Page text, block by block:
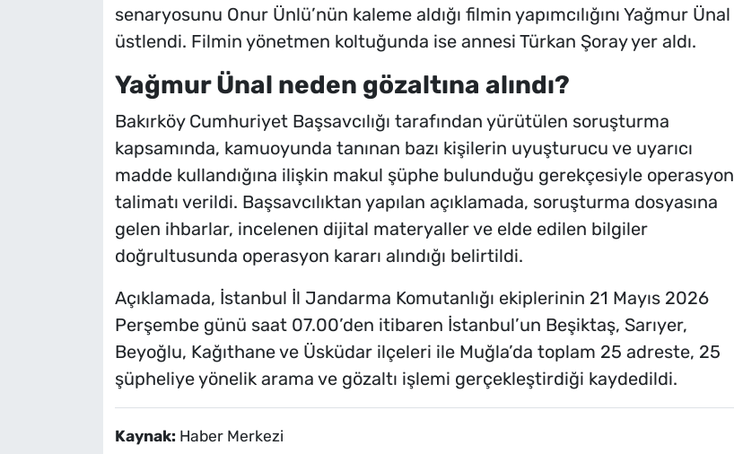
senaryosunu Onur Ünlü’nün kaleme aldığı filmin yapımcılığını Yağmur Ünal
üstlendi. Filmin yönetmen koltuğunda ise annesi Türkan Şoray yer aldı.
Yağmur Ünal neden gözaltına alındı?
Bakırköy Cumhuriyet Başsavcılığı tarafından yürütülen soruşturma
kapsamında, kamuoyunda tanınan bazı kişilerin uyuşturucu ve uyarıcı
madde kullandığına ilişkin makul şüphe bulunduğu gerekçesiyle operasyon
talimatı verildi. Başsavcılıktan yapılan açıklamada, soruşturma dosyasına
gelen ihbarlar, incelenen dijital materyaller ve elde edilen bilgiler
doğrultusunda operasyon kararı alındığı belirtildi.
Açıklamada, İstanbul İl Jandarma Komutanlığı ekiplerinin 21 Mayıs 2026
Perşembe günü saat 07.00’den itibaren İstanbul’un Beşiktaş, Sarıyer,
Beyoğlu, Kağıthane ve Üsküdar ilçeleri ile Muğla’da toplam 25 adreste, 25
şüpheliye yönelik arama ve gözaltı işlemi gerçekleştirdiği kaydedildi.
Kaynak: Haber Merkezi